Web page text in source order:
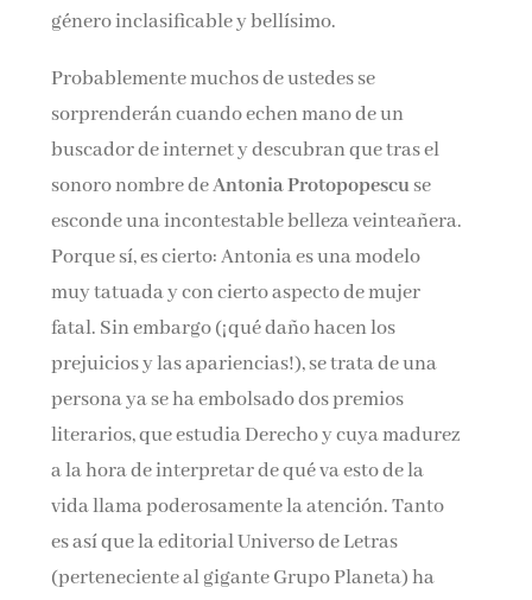
género inclasificable y bellísimo.
Probablemente muchos de ustedes se
sorprenderán cuando echen mano de un
buscador de internet y descubran que tras el
sonoro nombre deAntonia Protopopescuse
esconde una incontestable belleza veinteañera.
Porque sí, es cierto: Antonia es una modelo
muy tatuada y con cierto aspecto de mujer
fatal. Sin embargo (¡qué daño hacen los
prejuicios y las apariencias!), se trata de una
persona ya se ha embolsado dos premios
literarios, que estudia Derecho y cuya madurez
a la hora de interpretar de qué va esto de la
vida llama poderosamente la atención. Tanto
es así que la editorial Universo de Letras
(perteneciente al gigante Grupo Planeta) ha